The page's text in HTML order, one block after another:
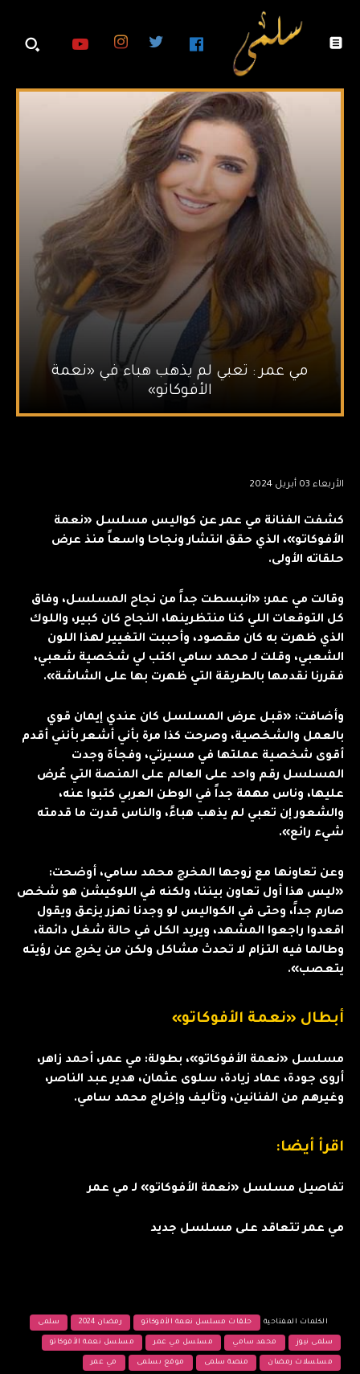
مي عمر : تعبي لم يذهب هباء في «نعمة
الأفوكاتو»
الأربعاء 03 أبريل 2024
كشفت الفنانة مي عمر عن كواليس مسلسل «نعمة
الأفوكاتو»، الذي حقق انتشار ونجاحا واسعاً منذ عرض
حلقاته الأولى.
وقالت مي عمر: «انبسطت جداً من نجاح المسلسل، وفاق
كل التوقعات اللي كنا منتظرينها، النجاح كان كبير، واللوك
الذي ظهرت به كان مقصود، وأحببت التغيير لهذا اللون
الشعبي، وقلت لـ محمد سامي اكتب لي شخصية شعبي،
فقررنا نقدمها بالطريقة التي ظهرت بها على الشاشة».
وأضافت: «قبل عرض المسلسل كان عندي إيمان قوي
بالعمل والشخصية، وصرحت كذا مرة بأني أشعر بأنني أقدم
أقوى شخصية عملتها في مسيرتي، وفجأة وجدت
المسلسل رقم واحد على العالم على المنصة التي عُرض
عليها، وناس مهمة جداً في الوطن العربي كتبوا عنه،
والشعور إن تعبي لم يذهب هباءً، والناس قدرت ما قدمته
شيء رائع».
وعن تعاونها مع زوجها المخرج محمد سامي، أوضحت:
«ليس هذا أول تعاون بيننا، ولكنه في اللوكيشن هو شخص
صارم جداً، وحتى في الكواليس لو وجدنا نهزر يزعق ويقول
اقعدوا راجعوا المشهد، ويريد الكل في حالة شغل دائمة،
وطالما فيه التزام لا تحدث مشاكل ولكن من يخرج عن رؤيته
يتعصب».
أبطال «نعمة الأفوكاتو»
مسلسل «نعمة الأفوكاتو»، بطولة: مي عمر، أحمد زاهر،
أروى جودة، عماد زيادة، سلوى عثمان، هدير عبد الناصر،
وغيرهم من الفنانين، وتأليف وإخراج محمد سامي.
اقرأ أيضا:
تفاصيل مسلسل «نعمة الأفوكاتو» لـ مي عمر
مي عمر تتعاقد على مسلسل جديد
الكلمات المفتاحية حلقات مسلسل نعمة الأفوكاتو رمضان 2024 سلمى
سلمى نيوز محمد سامي مسلسل مي عمر مسلسل نعمة الأفوكاتو
مسلسلات رمضان منصة سلمى موقع ىسلمى مي عمر